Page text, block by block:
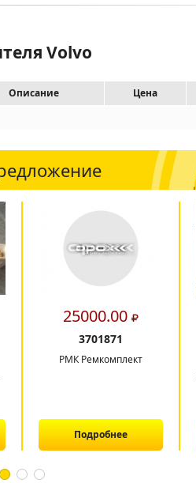
Volvo
Описание Цена
25000.00
3701871
РМК Ремкомплект
Подробнее